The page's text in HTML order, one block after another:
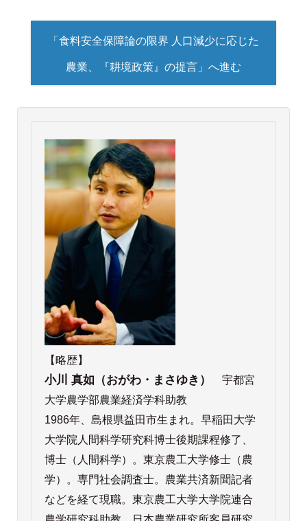
「食料安全保障論の限界 人口減少に応じた
農業、『耕境政策』の提言」へ進む
【略歴】
小川 真如（おがわ・まさゆき）
宇都宮
大学農学部農業経済学科助教
1986年、島根県益田市生まれ。早稲田大学
大学院人間科学研究科博士後期課程修了、
博士（人間科学）。東京農工大学修士（農
学）。専門社会調査士。農業共済新聞記者
などを経て現職。東京農工大学大学院連合